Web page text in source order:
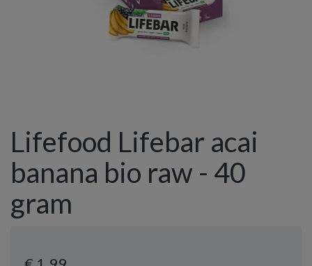
Lifefood Lifebar acai
banana bio raw - 40
gram